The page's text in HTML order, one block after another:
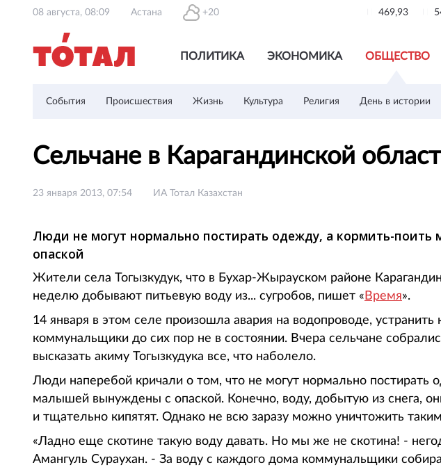
08 августа, 08:09 Астана +20 469,93
ПОЛИТИКА ЭКОНОМИКА ОБЩЕСТВО
События Происшествия Жизнь Культура Религия День в истории
Сельчане в Карагандинской
23 января 2013, 07:54 ИА Тотал Казахстан
Люди не могут нормально постирать одежду, а кормить-
опаской
Жители села Тогызкудук, что в Бухар-Жырауском районе
неделю добывают питьевую воду из... сугробов, пишет « Время».
14 января в этом селе произошла авария на водопроводе,
коммунальщики до сих пор не в состоянии. Вчера сельчане
высказать акиму Тогызкудука все, что наболело.
Люди наперебой кричали о том, что не могут нормально постирать
малышей вынуждены с опаской. Конечно, воду, добытую из снега,
и тщательно кипятят. Однако не всю заразу можно уничтожить
«Ладно еще скотине такую воду давать. Но мы же не скотина! -
Амангуль Сураухан. - За воду с каждого дома коммунальщики